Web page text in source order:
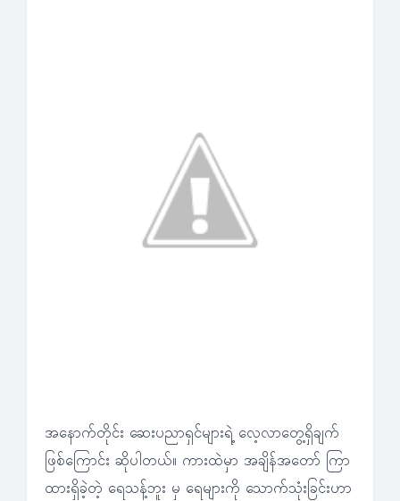
အနောက်တိုင်း ဆေးပညာရှင်များရဲ့ လေ့လာတွေ့ရှိချက်
ဖြစ်ကြောင်း ဆိုပါတယ်။ ကားထဲမှာ အချိန်အတော် ကြာ
ထားရှိခဲ့တဲ့ ရေသန့်ဘူး မှ ရေများကို သောက်သုံးခြင်းဟာ